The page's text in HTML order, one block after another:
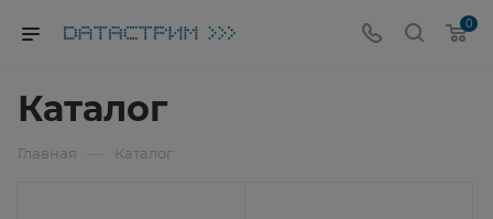
0
Каталог
Главная Каталог